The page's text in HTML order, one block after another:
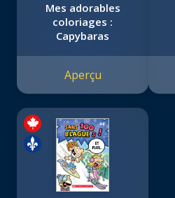
Mes adorables
coloriages :
Capybaras
Aperçu